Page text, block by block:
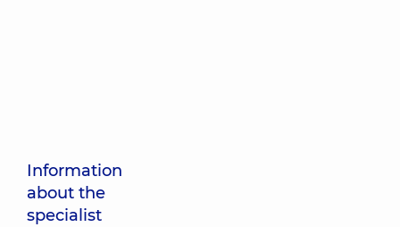
Information
about the
specialist